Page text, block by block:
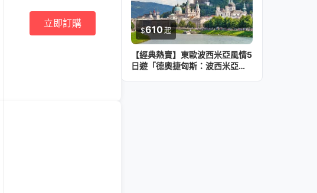
立即訂購
$610起
【經典熱賣】東歐波西米亞風情5
日遊「德奧捷匈斯：波西米亞與